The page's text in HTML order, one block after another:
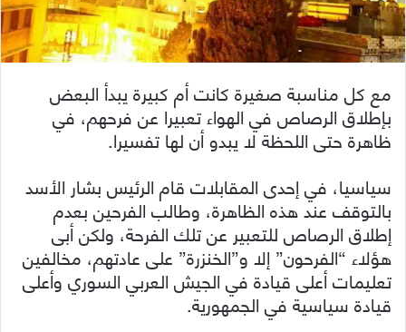
مع كل مناسبة صغيرة كانت أم كبيرة يبدأ البعض
بإطلاق الرصاص في الهواء تعبيرا عن فرحهم، في
ظاهرة حتى اللحظة لا يبدو أن لها تفسيرا.
سياسيا، في إحدى المقابلات قام الرئيس بشار الأسد
بالتوقف عند هذه الظاهرة، وطالب الفرحين بعدم
إطلاق الرصاص للتعبير عن تلك الفرحة، ولكن أبى
هؤلاء “الفرحون” إلا و”الخنزرة” على عادتهم، مخالفين
تعليمات أعلى قيادة في الجيش العربي السوري وأعلى
قيادة سياسية في الجمهورية.